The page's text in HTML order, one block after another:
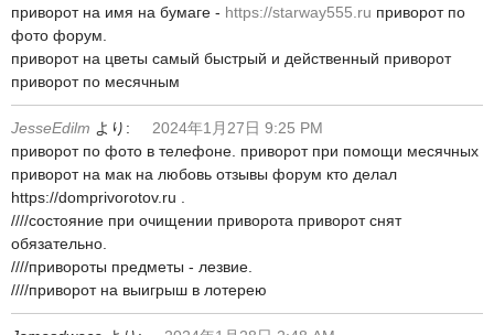
приворот на имя на бумаге - https://starway555.ru приворот по
фото форум.
приворот на цветы самый быстрый и действенный приворот
приворот по месячным
JesseEdilm より:
2024年1月27日 9:25 PM
приворот по фото в телефоне. приворот при помощи месячных
приворот на мак на любовь отзывы форум кто делал
https://domprivorotov.ru .
////состояние при очищении приворота приворот снят
обязательно.
////привороты предметы - лезвие.
////приворот на выигрыш в лотерею